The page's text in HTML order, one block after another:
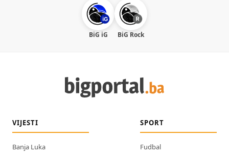
BiG iG BiG Rock
VIJESTI
Banja Luka
SPORT
Fudbal